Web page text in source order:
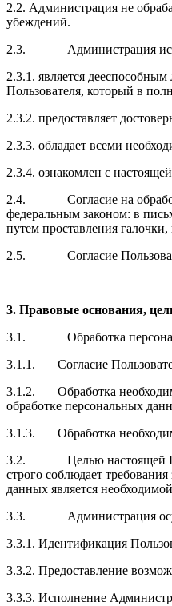
2.2. Администрация не
убеждений.
2.3. Администрация
2.3.1. является
Пользователя, который в
2.3.2. предоставляет
2.3.3. обладает всеми
2.3.4. ознакомлен с
2.4. Согласие на обработку
федеральным законом: в
путем проставления
2.5. Согласие
3. Правовые основания,
3.1. Обработка
3.1.1. Согласие
3.1.2. Обработка
обработке персональных
3.1.3. Обработка
3.2. Целью настоящей
строго соблюдает
данных является
3.3. Администрация
3.3.1. Идентификация
3.3.2. Предоставление
3.3.3. Исполнение